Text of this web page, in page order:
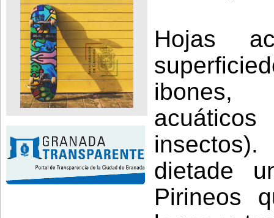
Hojas
ibones,
insectos).
dietade
Pirineos